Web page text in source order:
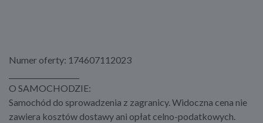
Numer oferty: 174607112023
O SAMOCHODZIE:
Samochód do sprowadzenia z zagranicy. Widoczna cena nie
zawiera kosztów dostawy ani opłat celno-podatkowych.